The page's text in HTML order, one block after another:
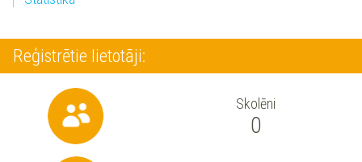
Reģistrētie lietotāji:
Skolēni
0